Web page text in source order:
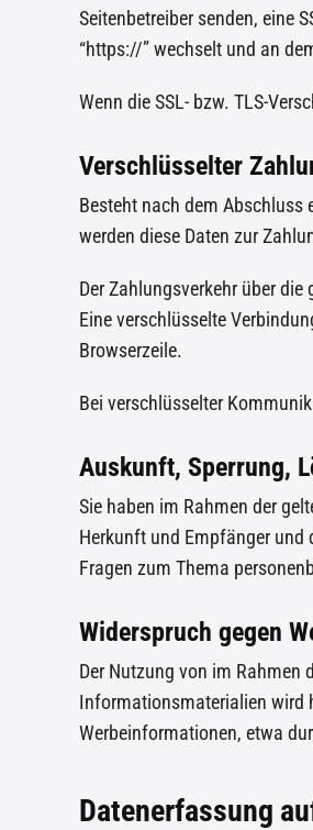
Seitenbetreiber senden, eine
“https://” wechselt und an
Wenn die SSL- bzw. TLS-
Verschlüsselter
Besteht nach dem
werden diese Daten zur
Der Zahlungsverkehr über
Eine verschlüsselte
Browserzeile.
Bei verschlüsselter
Auskunft, Sperrung,
Sie haben im Rahmen der
Herkunft und Empfänger und
Fragen zum Thema
Widerspruch gegen
Der Nutzung von im
Informationsmaterialien wird
Werbeinformationen, etwa
Datenerfassung